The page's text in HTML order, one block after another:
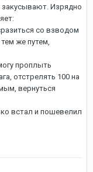
Изрядно
со взводом
же путем,
проплыть
отстрелять 100 на
вернуться
встал и пошевелил